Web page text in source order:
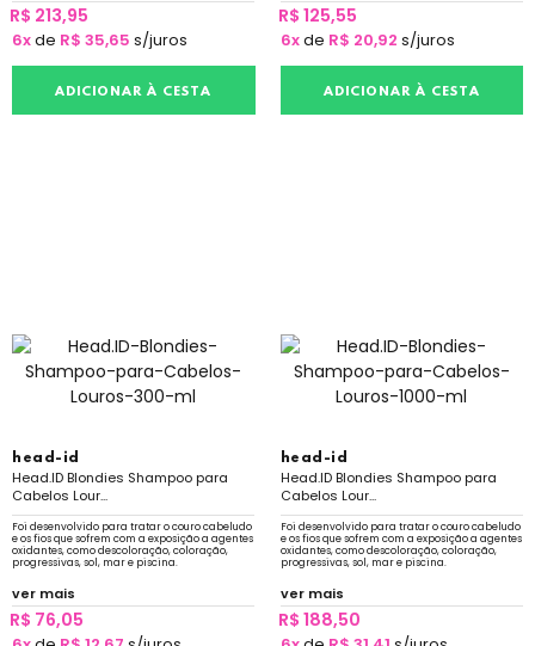
R$ 213,95
6xde R$ 35,65 s/juros
ADICIONAR À CESTA
R$ 125,55
6xde R$ 20,92 s/juros
ADICIONAR À CESTA
head-id
Head.ID Blondies Shampoo para
Cabelos Lour...
Foi desenvolvido para tratar o couro cabeludo
e os fios que sofrem com a exposição a agentes
oxidantes, como descoloração, coloração,
progressivas, sol, mar e piscina.
ver mais
R$ 76,05
head-id
Head.ID Blondies Shampoo para
Cabelos Lour...
Foi desenvolvido para tratar o couro cabeludo
e os fios que sofrem com a exposição a agentes
oxidantes, como descoloração, coloração,
progressivas, sol, mar e piscina.
ver mais
R$ 188,50